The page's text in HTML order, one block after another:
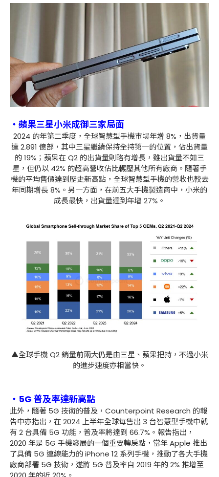
・蘋果三星小米成御三家局面
2024 的年第二季度，全球智慧型手機市場年增 8%，出貨量
達 2.891 億部，其中三星繼續保持全持第一的位置，佔出貨量
的 19%；蘋果在 Q2 的出貨量則略有增長，雖出貨量不如三
星，但仍以 42% 的超高營收佔比輾壓其他所有廠商。隨著手
機的平均售價達到歷史新高點，全球智慧型手機的營收也較去
年同期增長 8%。另一方面，在前五大手機製造商中，小米的
成長最快，出貨量達到年增 27%。
▲全球手機 Q2 銷量前兩大仍是由三星、蘋果把持，不過小米
的進步速度亦相當快。
・5G 普及率達新高點
此外，隨著 5G 技術的普及，Counterpoint Research 的報
告中亦指出，在 2024 上半年全球每售出 3 台智慧型手機中就
有 2 台具備 5G 功能，普及率將達到 66.7%。報告指出，
2020 年是 5G 手機發展的一個重要轉戾點，當年 Apple 推出
了具備 5G 連線能力的 iPhone 12 系列手機，推動了各大手機
廠商部署 5G 技術，遂將 5G 普及率自 2019 年的 2% 推增至